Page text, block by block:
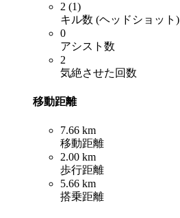
2 (1)
キル数 (ヘッドショット)
0
アシスト数
2
気絶させた回数
移動距離
7.66 km
移動距離
2.00 km
歩行距離
5.66 km
搭乗距離